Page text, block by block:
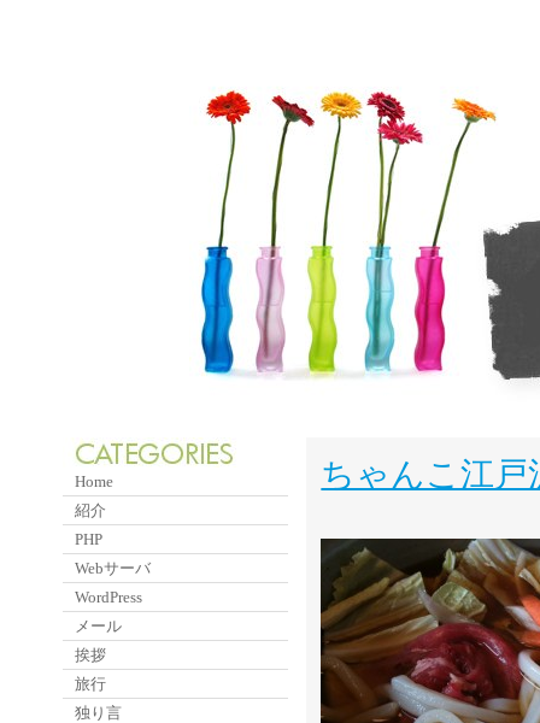
ちゃんこ江戸
Home
紹介
PHP
Webサーバ
WordPress
メール
挨拶
旅行
独り言